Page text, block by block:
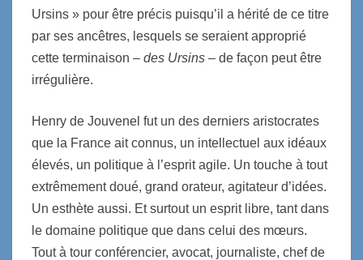
Ursins » pour être précis puisqu’il a hérité de ce titre
par ses ancêtres, lesquels se seraient approprié
cette terminaison – des Ursins – de façon peut être
irrégulière.
Henry de Jouvenel fut un des derniers aristocrates
que la France ait connus, un intellectuel aux idéaux
élevés, un politique à l’esprit agile. Un touche à tout
extrêmement doué, grand orateur, agitateur d’idées.
Un esthète aussi. Et surtout un esprit libre, tant dans
le domaine politique que dans celui des mœurs.
Tout à tour conférencier, avocat, journaliste, chef de